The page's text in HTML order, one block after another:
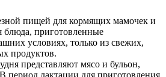
пищей для кормящих мамочек и
блюда, приготовленные
условиях, только из свежих,
продуктов.
представляют мясо и бульон,
период лактации для приготовления